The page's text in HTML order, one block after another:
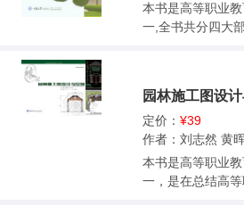
本书是高等职业
一,全书共分四大
分分别为园林二
际案例组成。 园
PS 分析图制作
作单位平面效果
作手绘平面彩图
园林施工图设
定价： ¥39
作者：刘志然 黄
本书是高等职业
一，是在总结高等